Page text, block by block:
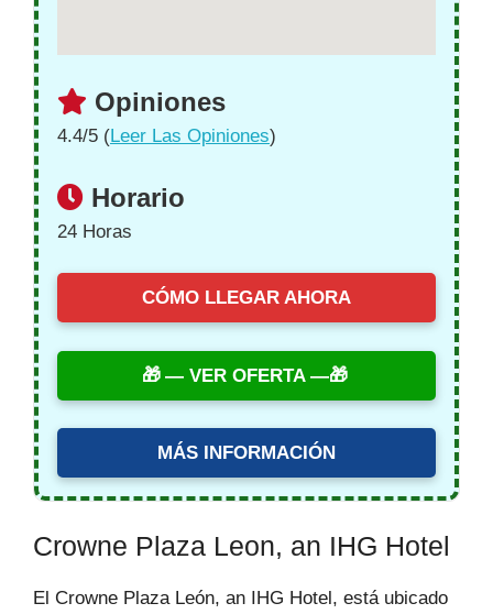
Opiniones
4.4/5 (Leer Las Opiniones)
Horario
24 Horas
CÓMO LLEGAR AHORA
— VER OFERTA —
MÁS INFORMACIÓN
Crowne Plaza Leon, an IHG Hotel
El Crowne Plaza León, an IHG Hotel, está ubicado